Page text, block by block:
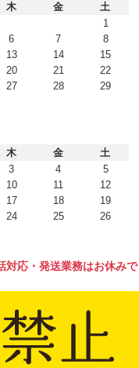
木 金
土
1
6 7
8
13 14
15
20 21
22
27 28
29
木 金
土
3 4
5
10 11
12
17 18
19
24 25
26
応・発送業務はお休みで